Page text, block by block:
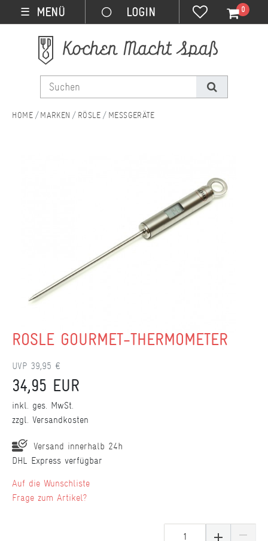
☰ MENÜ 0
MARKEN RÖSLE MESSGERÄTE
RÖSLE GOURMET-THERMOMETER
UVP 39,95 €
34,95 EUR
inkl. ges. MwSt.
zzgl. Versandkosten
Versand innerhalb 24h
DHL Express verfügbar
Wunschliste
Frage zum Artikel?